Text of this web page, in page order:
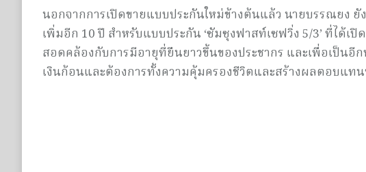
นอกจากการเปิดขายแบบประกันใหม่ข้างต้นแล้ว นายบรรณยง ยั
เพิ่มอีก 10 ปี สำหรับแบบประกัน ‘ซัมซุงฟาสท์เซฟวิ่ง 5/3’ ที่ได้เ
สอดคล้องกับการมีอายุที่ยืนยาวขึ้นของประชากร และเพื่อเป็นอี
เงินก้อนและต้องการทั้งความคุ้มครองชีวิตและสร้างผลตอบแทน